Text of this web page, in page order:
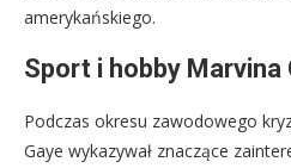
amerykańskiego.
Sport i hobby Marvina
Podczas okresu zawodowego
Gaye wykazywał znaczące